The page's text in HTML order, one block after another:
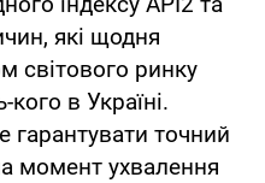
які щодня
світового ринку
в Україні.
гарантувати точний
момент ухвалення